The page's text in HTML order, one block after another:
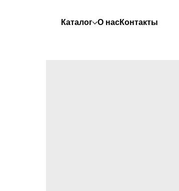
Каталог О насКонтакты